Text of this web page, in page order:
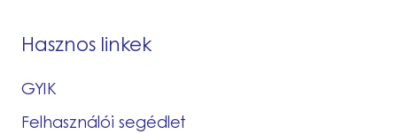
Hasznos linkek
GYIK
Felhasználói segédlet